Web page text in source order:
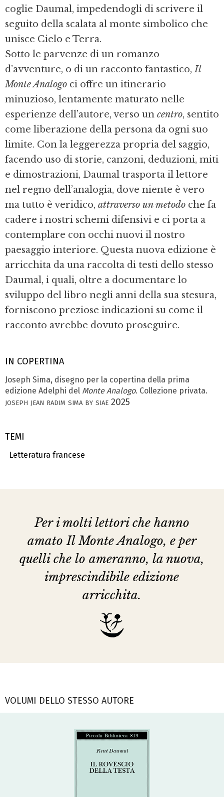
IN COPERTINA
Joseph Sima, disegno per la copertina della prima
edizione Adelphi del Monte Analogo. Collezione privata.
joseph jean radim sima by siae 2025
TEMI
Letteratura francese
coglie Daumal, impedendogli di scrivere il
seguito della scalata al monte simbolico che
unisce Cielo e Terra.
Sotto le parvenze di un romanzo
d’avventure, o di un racconto fantastico,Il
Monte Analogo ci offre un itinerario
minuzioso, lentamente maturato nelle
esperienze dell’autore, verso un centro, sentito
come liberazione della persona da ogni suo
limite. Con la leggerezza propria del saggio,
facendo uso di storie, canzoni, deduzioni, miti
e dimostrazioni, Daumal trasporta il lettore
nel regno dell’analogia, dove niente è vero
ma tutto è veridico, attraverso un metodo che fa
cadere i nostri schemi difensivi e ci porta a
contemplare con occhi nuovi il nostro
paesaggio interiore. Questa nuova edizione è
arricchita da una raccolta di testi dello stesso
Daumal, i quali, oltre a documentare lo
sviluppo del libro negli anni della sua stesura,
forniscono preziose indicazioni su come il
racconto avrebbe dovuto proseguire.
Per i molti lettori che hanno
amato Il Monte Analogo, e per
quelli che lo ameranno, la nuova,
imprescindibile edizione
arricchita.
VOLUMI DELLO STESSO AUTORE